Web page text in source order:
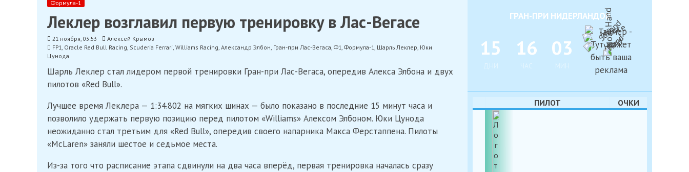
Формула-1
Леклер возглавил первую тренировку в Лас-Вегасе
21 ноября, 03:53
Алексей Крымов
FP1, Oracle Red Bull Racing, Scuderia Ferrari, Williams Racing, Александр Элбон, Гран-при Лас-Вегаса, Ф1, Формула-1, Шарль Леклер, Юки
Цунода
Шарль Леклер стал лидером первой тренировки Гран-при Лас-Вегаса, опередив Алекса Элбона и двух
пилотов «Red Bull».
Лучшее время Леклера — 1:34.802 на мягких шинах — было показано в последние 15 минут часа и
позволило удержать первую позицию перед пилотом «Williams» Алексом Элбоном. Юки Цунода
неожиданно стал третьим для «Red Bull», опередив своего напарника Макса Ферстаппена. Пилоты
«McLaren» заняли шестое и седьмое места.
Из-за того что расписание этапа сдвинули на два часа вперёд, первая тренировка началась сразу
ГРАН-ПРИ НИДЕРЛАНДОВ
15
ДНИ
16
ЧАС
03
МИН
ПИЛОТ ОЧКИ